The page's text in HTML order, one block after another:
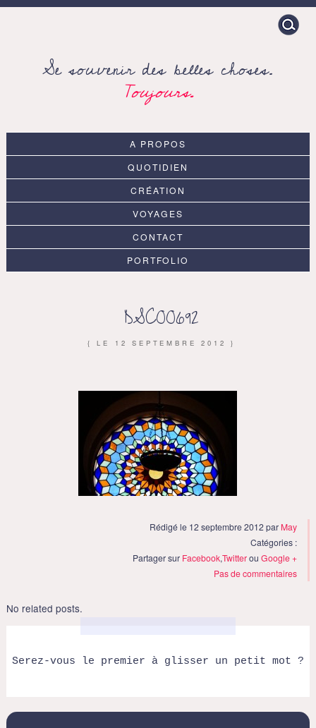
Search
for:
Se souvenir des belles choses.
Toujours.
A PROPOS
QUOTIDIEN
CRÉATION
VOYAGES
CONTACT
PORTFOLIO
DSC00692
{ LE 12 SEPTEMBRE 2012 }
Rédigé le 12 septembre 2012 par May
Catégories :
Partager sur Facebook,TwitterouGoogle +
Pas de commentaires
No related posts.
Serez-vous le premier à glisser un petit mot ?